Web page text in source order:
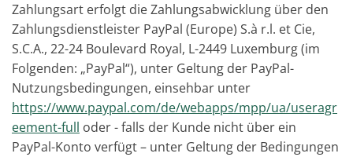
Zahlungsart erfolgt die Zahlungsabwicklung über den
Zahlungsdienstleister PayPal (Europe) S.à r.l. et Cie,
S.C.A., 22-24 Boulevard Royal, L-2449 Luxemburg (im
Folgenden: „PayPal“), unter Geltung der PayPal-
Nutzungsbedingungen, einsehbar unter
https://www.paypal.com/de/webapps/mpp/ua/useragr
eement-full oder - falls der Kunde nicht über ein
PayPal-Konto verfügt – unter Geltung der Bedingungen